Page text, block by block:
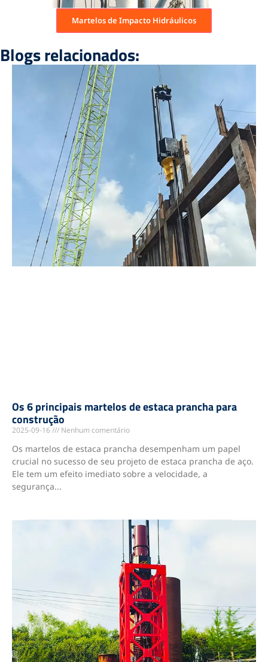
Martelos de Impacto Hidráulicos
Blogs relacionados:
Os 6 principais martelos de estaca prancha para
construção
2025-09-16 Nenhum comentário
Os martelos de estaca prancha desempenham um papel
crucial no sucesso de seu projeto de estaca prancha de aço.
Ele tem um efeito imediato sobre a velocidade, a
segurança...